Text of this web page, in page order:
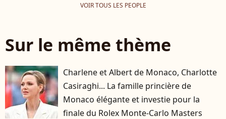
VOIR TOUS LES PEOPLE
Sur le même thème
Charlene et Albert de Monaco, Charlotte
Casiraghi... La famille princière de
Monaco élégante et investie pour la
finale du Rolex Monte-Carlo Masters